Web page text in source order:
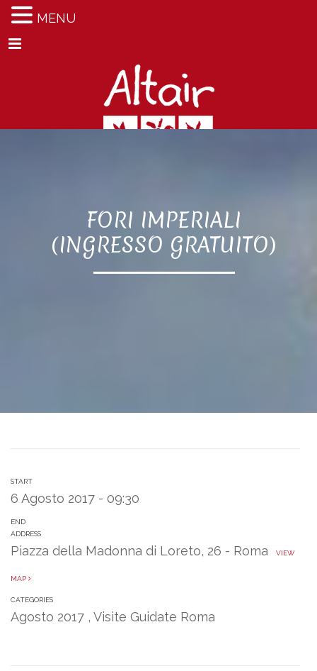
Menu
FORI IMPERIALI
(INGRESSO GRATUITO)
START
6 Agosto 2017 - 09:30
END
ADDRESS
Piazza della Madonna di Loreto, 26 - Roma VIEW
MAP
CATEGORIES
Agosto 2017 , Visite Guidate Roma
MENU